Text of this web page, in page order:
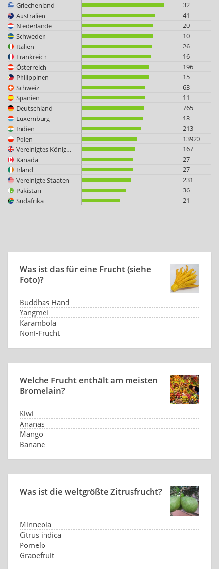
Griechenland
32
Australien
41
Niederlande
20
Schweden
10
Italien
26
Frankreich
16
Österreich
196
Philippinen
15
Schweiz
63
Spanien
11
Deutschland
765
Luxemburg
13
Indien
213
Polen
13920
Vereinigtes Königreich
167
Kanada
27
Irland
27
Vereinigte Staaten
231
Pakistan
36
Südafrika
21
Was ist das für eine Frucht (siehe
Foto)?
Buddhas Hand
Yangmei
Karambola
Noni-Frucht
Welche Frucht enthält am meisten
Bromelain?
Kiwi
Ananas
Mango
Banane
Was ist die weltgrößte Zitrusfrucht?
Minneola
Citrus indica
Pomelo
Grapefruit